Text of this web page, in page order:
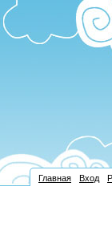
Главная Вход